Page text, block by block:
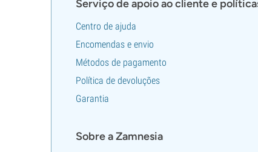
Serviço de apoio ao cliente e
Centro de ajuda
Encomendas e envio
Métodos de pagamento
Política de devoluções
Garantia
Sobre a Zamnesia